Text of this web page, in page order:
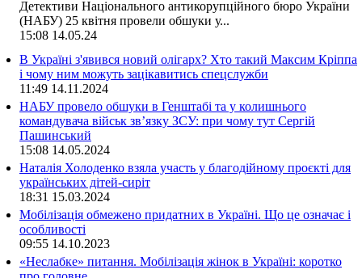
Детективи Національного антикорупційного бюро України
(НАБУ) 25 квітня провели обшуки у...
15:08 14.05.24
В Україні з'явився новий олігарх? Хто такий Максим Кріппа
і чому ним можуть зацікавитись спецслужби
11:49 14.11.2024
НАБУ провело обшуки в Генштабі та у колишнього
командувача військ зв’язку ЗСУ: при чому тут Сергій
Пашинський
15:08 14.05.2024
Наталія Холоденко взяла участь у благодійному проєкті для
українських дітей-сиріт
18:31 15.03.2024
Мобілізація обмежено придатних в Україні. Що це означає і
особливості
09:55 14.10.2023
«Неслабке» питання. Мобілізація жінок в Україні: коротко